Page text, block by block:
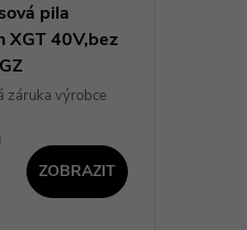
pila
XGT 40V,bez
záruka výrobce
ZOBRAZIT